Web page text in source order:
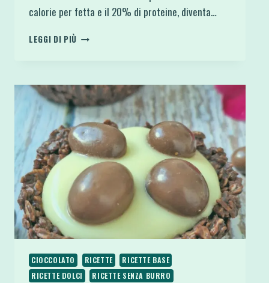
calorie per fetta e il 20% di proteine, diventa…
LEGGI DI PIÙ TORTA
SENZA
COTTURA
PROTEICA
E
VEGANA
CIOCCOLATO RICETTE
RICETTE BASE
RICETTE DOLCI
RICETTE SENZA BURRO